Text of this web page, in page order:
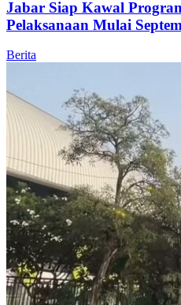
Jabar Siap Kawal
Pelaksanaan Mulai
Berita